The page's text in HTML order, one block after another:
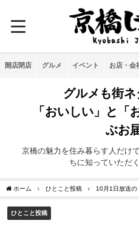
開店閉店 グルメ イベント お店・会
グルメも街
「おいしい」と「
ぶお
京橋の魅力を住み暮らす人だけ
ちに知っていただ
ホーム ひとこと投稿 10月1日放送の
ひとこと投稿